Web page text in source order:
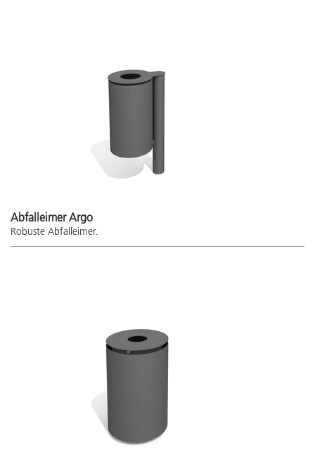
Abfalleimer Argo
Robuste Abfalleimer.